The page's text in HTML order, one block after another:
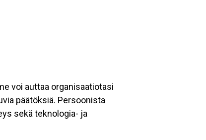
voi auttaa organisaatiotasi
päätöksiä. Persoonista
sekä teknologia- ja